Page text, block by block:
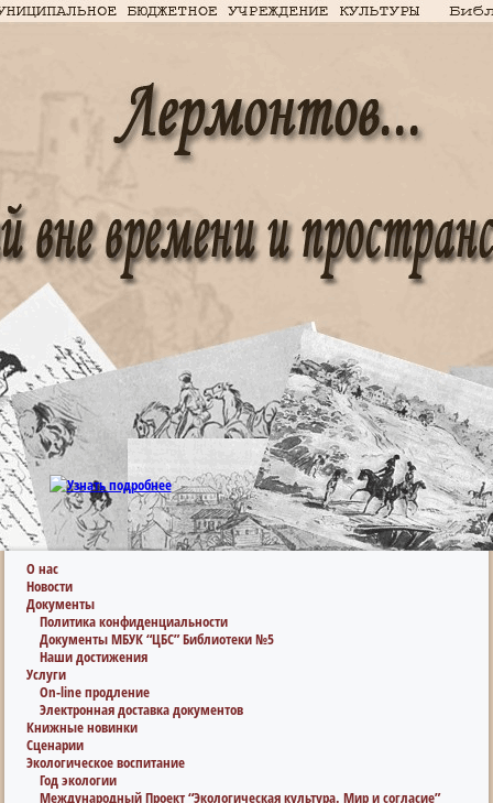
О нас
Новости
Документы
Политика конфиденциальности
Документы МБУК “ЦБС” Библиотеки №5
Наши достижения
Услуги
On-line продление
Электронная доставка документов
Книжные новинки
Сценарии
Экологическое воспитание
Год экологии
Международный Проект “Экологическая культура. Мир и согласие”